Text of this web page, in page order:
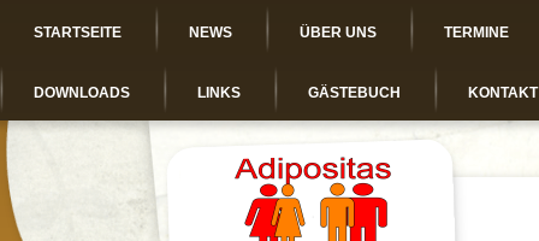
STARTSEITE NEWS ÜBER UNS TERMINE
DOWNLOADS LINKS GÄSTEBUCH KONTAKT